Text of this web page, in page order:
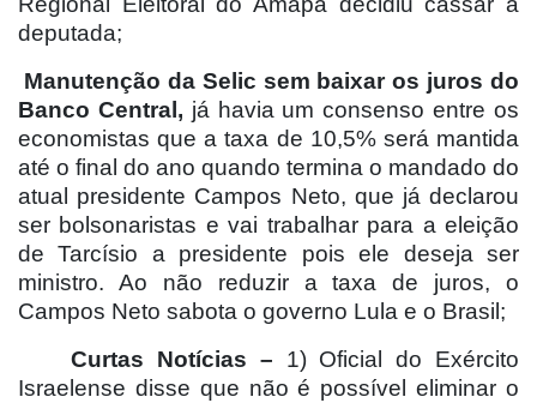
deputada;
Manutenção da Selic sem baixar os juros do
Banco Central, já havia um consenso entre os
economistas que a taxa de 10,5% será mantida
até o final do ano quando termina o mandado do
atual presidente Campos Neto, que já declarou
ser bolsonaristas e vai trabalhar para a eleição
de Tarcísio a presidente pois ele deseja ser
ministro. Ao não reduzir a taxa de juros, o
Campos Neto sabota o governo Lula e o Brasil;
Curtas Notícias – 1) Oficial do Exército
Israelense disse que não é possível eliminar o